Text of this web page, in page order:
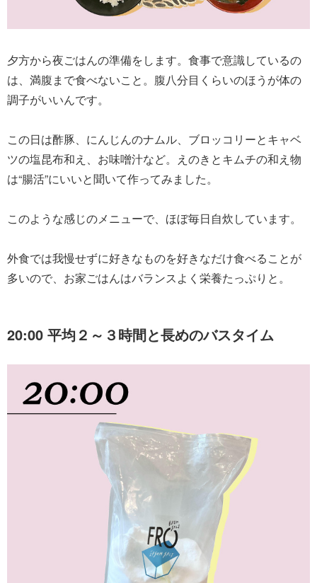
夕方から夜ごはんの準備をします。食事で意識しているの
は、満腹まで食べないこと。腹八分目くらいのほうが体の
調子がいいんです。
この日は酢豚、にんじんのナムル、ブロッコリーとキャベ
ツの塩昆布和え、お味噌汁など。えのきとキムチの和え物
は“腸活”にいいと聞いて作ってみました。
このような感じのメニューで、ほぼ毎日自炊しています。
外食では我慢せずに好きなものを好きなだけ食べることが
多いので、お家ごはんはバランスよく栄養たっぷりと。
20:00 平均２～３時間と長めのバスタイム